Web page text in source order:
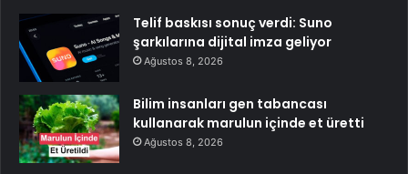
Telif baskısı sonuç verdi: Suno
şarkılarına dijital imza geliyor
Ağustos 8, 2026
Bilim insanları gen tabancası
kullanarak marulun içinde et üretti
Ağustos 8, 2026